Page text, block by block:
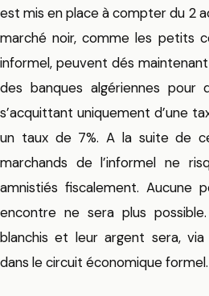
est mis en place à compter du 2
marché noir, comme les petits
informel, peuvent dés
des banques algériennes pour
s’acquittant uniquement d’une
un taux de 7%. A la suite de
marchands de l’informel ne
amnistiés fiscalement. Aucune
encontre ne sera plus
blanchis et leur argent sera,
dans le circuit économique formel.